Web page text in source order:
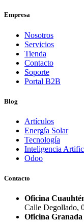
Empresa
Nosotros
Servicios
Tienda
Contacto
Soporte
Portal B2B
Blog
Artículos
Energía Solar
Tecnología
Inteligencia
Odoo
Contacto
Oficina
Calle Degollado,
Oficina Granada